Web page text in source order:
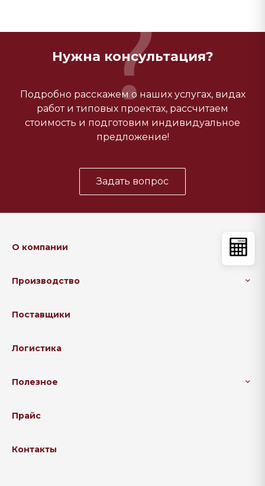
Нужна консультация?
Подробно расскажем о наших услугах, видах
работ и типовых проектах, рассчитаем
стоимость и подготовим индивидуальное
предложение!
Задать вопрос
О компании
Производство
Поставщики
Логистика
Полезное
Прайс
Контакты